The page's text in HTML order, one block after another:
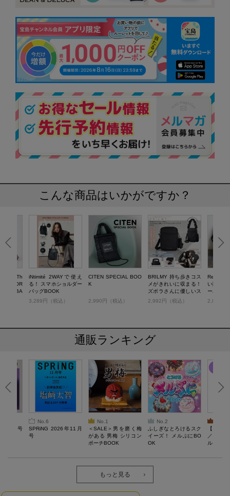
こんな商品はいかがですか？
Th
STOR
ダー BA
iNtimité 2WAYで使え
る！ スマホショルダー
バッグBOOK
3,289円（税込）
CITEN SPECIAL BOO
K
2,990円（税込）
BRILMY 持ち歩きコス
メがきれいに収まる！
ズボラさんに優しいス
マホショルダーバッグ
2,992円（税込）
い防水
ーバッグ
2,849円
通販ランキング
10月号
No.6
SPRiNG 2026年11月
号
No.1
＜SALE＞男を磨く梅
がある 男梅 シリコン
ポーチBOOK
No.2
ふしぎなとろけるスク
イーズ！ メルぷにBO
OK
【
／Lサ
ル）【
労回復ウ
もっと見る